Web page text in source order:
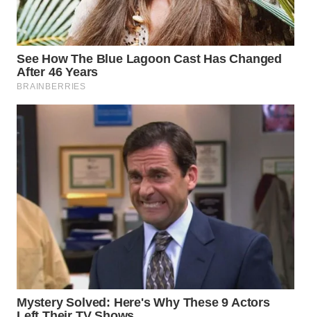
WN
NATUNA
WN
BINTAN
WN
LABUANBAJO
WN
BORNEO
Wahana